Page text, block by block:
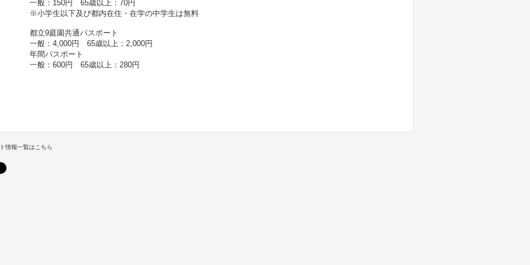
一般：150円 65歳以上：70円
※小学生以下及び都内在住・在学の中学生は無料
都立9庭園共通パスポート
一般：4,000円 65歳以上：2,000円
年間パスポート
一般：600円 65歳以上：280円
情報一覧はこちら